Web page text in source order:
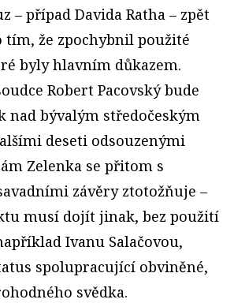
– případ Davida Ratha – zpět
tím, že zpochybnil použité
byly hlavním důkazem.
Robert Pacovský bude
nad bývalým středočeským
deseti odsouzenými
Zelenka se přitom s
závěry ztotožňuje –
musí dojít jinak, bez použití
Ivanu Salačovou,
spolupracující obviněné,
svědka.